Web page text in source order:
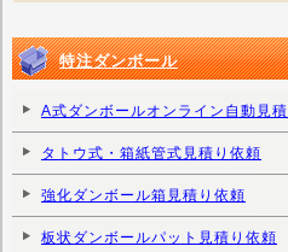
特注ダンボール
A式ダンボールオンライン自動見積
タトウ式・箱紙管式見積り依頼
強化ダンボール箱見積り依頼
板状ダンボールパット見積り依頼